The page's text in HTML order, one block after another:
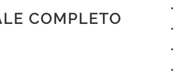
COMPLETO